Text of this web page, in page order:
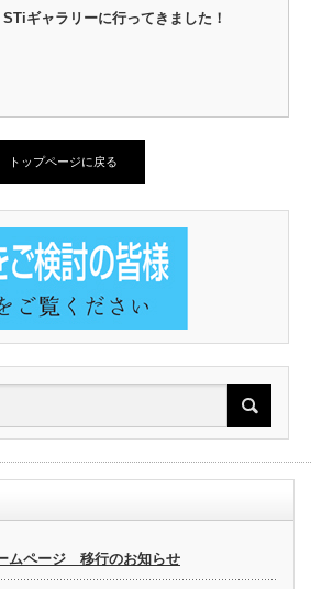
STiギャラリーに行ってきました！
トップページに戻る
ムページ 移行のお知らせ